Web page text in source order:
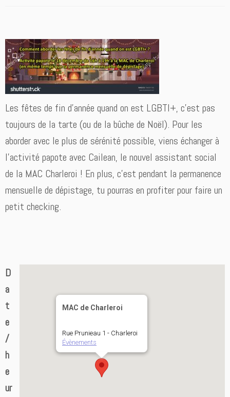
Les fêtes de fin d’année quand on est LGBTI+, c’est pas
toujours de la tarte (ou de la bûche de Noël). Pour les
aborder avec le plus de sérénité possible, viens échanger à
l’activité papote avec Cailean, le nouvel assistant social
de la MAC Charleroi ! En plus, c’est pendant la permanence
mensuelle de dépistage, tu pourras en profiter pour faire un
petit checking.
MAC de Charleroi
Rue Prunieau 1 - Charleroi
Évènements
D
a
t
e
/
h
e
ur